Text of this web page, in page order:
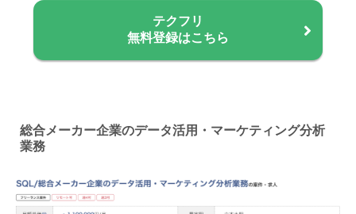
テクフリ
無料登録はこちら
総合メーカー企業のデータ活用・マーケティング分析
業務